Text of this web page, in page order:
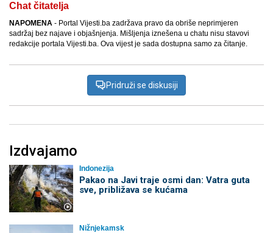
Chat čitatelja
NAPOMENA - Portal Vijesti.ba zadržava pravo da obriše neprimjeren
sadržaj bez najave i objašnjenja. Mišljenja iznešena u chatu nisu stavovi
redakcije portala Vijesti.ba. Ova vijest je sada dostupna samo za čitanje.
Pridruži se diskusiji
Izdvajamo
Indonezija
Pakao na Javi traje osmi dan: Vatra guta
sve, približava se kućama
Nižnjekamsk